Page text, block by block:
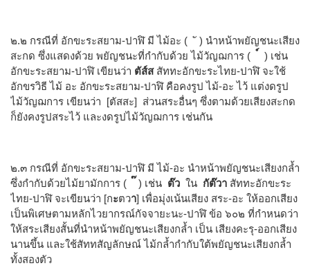
๒.๒ กรณีที่ อักขะระสยาม-ปาฬิ มี ไม้อะ ( ั ) นำหน้าพยัญชนะเสียง
สะกด ซึ่งแสดงด้วย พยัญชนะที่กำกับด้วย ไม้วัญฌการ (
) เช่น
อักขะระสยาม-ปาฬิ เขียนว่า ตัส์สสัททะอักขะระไทย-ปาฬิ จะใช้
อักขรวิธี ไม้ อะ อักขะระสยาม-ปาฬิ คือคงรูป ไม้-อะ ไว้ แต่งดรูป
ไม้วัญฌการ เขียนว่า [ตัสสะ] ส่วนสระอื่นๆ ซึ่งตามด้วยเสียงสะกด
ก็ยังคงรูปสระไว้ และงดรูปไม้วัญฌการ เช่นกัน
๒.๓ กรณีที่ อักขะระสยาม-ปาฬิ มี ไม้-อะ นำหน้าพยัญชนะเสียงกล้ำ
ซึ่งกำกับด้วยไม้ยามักการ (
) เช่น ต๊ว ใน กัต๊วา สัททะอักขะระ
ไทย-ปาฬิ จะเขียนว่า [กะตวา] เพื่อมุ่งเน้นเสียง สระ-อะ ให้ออกเสียง
เป็นพิเศษตามหลักไวยากรณ์กัจจายะนะ-ปาฬิ ข้อ ๖๐๒ ที่กำหนดว่า
ให้สระเสียงสั้นที่นำหน้าพยัญชนะเสียงกล้ำ เป็น เสียงคะรุ-ออกเสียง
นานขึ้น และใช้สัททสัญลักษณ์ ไม้กล้ำกำกับใต้พยัญชนะเสียงกล้ำ
ทั้งสองตัว